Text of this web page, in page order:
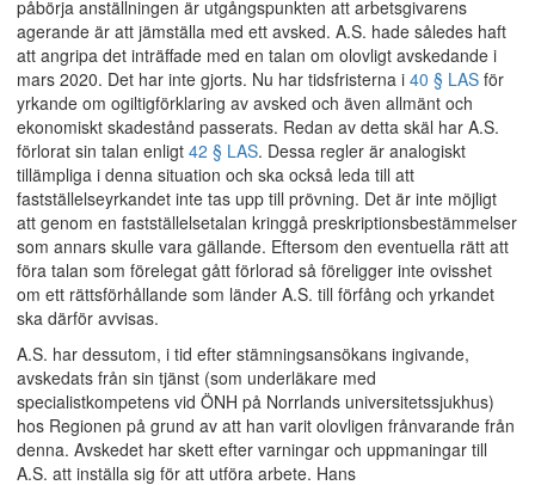
påbörja anställningen är utgångspunkten att arbetsgivarens
agerande är att jämställa med ett avsked. A.S. hade således haft
att angripa det inträffade med en talan om olovligt avskedande i
mars 2020. Det har inte gjorts. Nu har tidsfristerna i 40 § LAS för
yrkande om ogiltigförklaring av avsked och även allmänt och
ekonomiskt skadestånd passerats. Redan av detta skäl har A.S.
förlorat sin talan enligt 42 § LAS. Dessa regler är analogiskt
tillämpliga i denna situation och ska också leda till att
fastställelseyrkandet inte tas upp till prövning. Det är inte möjligt
att genom en fastställelsetalan kringgå preskriptionsbestämmelser
som annars skulle vara gällande. Eftersom den eventuella rätt att
föra talan som förelegat gått förlorad så föreligger inte ovisshet
om ett rättsförhållande som länder A.S. till förfång och yrkandet
ska därför avvisas.
A.S. har dessutom, i tid efter stämningsansökans ingivande,
avskedats från sin tjänst (som underläkare med
specialistkompetens vid ÖNH på Norrlands universitetssjukhus)
hos Regionen på grund av att han varit olovligen frånvarande från
denna. Avskedet har skett efter varningar och uppmaningar till
A.S. att inställa sig för att utföra arbete. Hans